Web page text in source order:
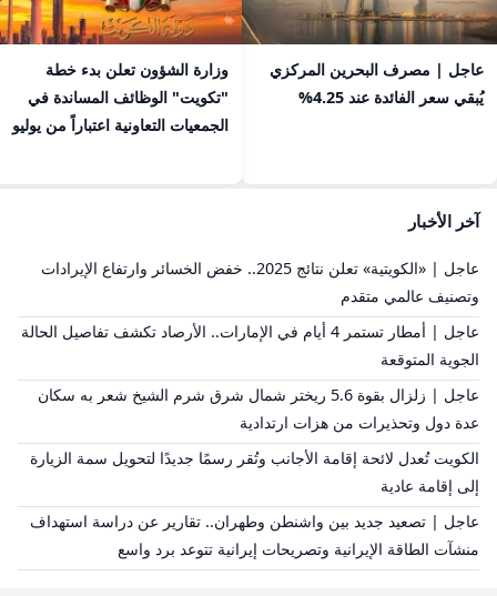
عاجل | مصرف البحرين المركزي
يُبقي سعر الفائدة عند 4.25%
​وزارة الشؤون تعلن بدء خطة
"تكويت" الوظائف المساندة في
الجمعيات التعاونية اعتباراً من يوليو
آخر الأخبار
عاجل | «الكويتية» تعلن نتائج 2025.. خفض الخسائر وارتفاع الإيرادات
وتصنيف عالمي متقدم
عاجل | أمطار تستمر 4 أيام في الإمارات.. الأرصاد تكشف تفاصيل الحالة
الجوية المتوقعة
عاجل | زلزال بقوة 5.6 ريختر شمال شرق شرم الشيخ شعر به سكان
عدة دول وتحذيرات من هزات ارتدادية
الكويت تُعدل لائحة إقامة الأجانب وتُقر رسمًا جديدًا لتحويل سمة الزيارة
إلى إقامة عادية
عاجل | تصعيد جديد بين واشنطن وطهران.. تقارير عن دراسة استهداف
منشآت الطاقة الإيرانية وتصريحات إيرانية تتوعد برد واسع